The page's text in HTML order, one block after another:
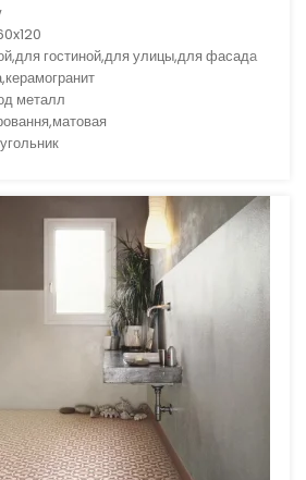
гостиной,для улицы,для фасада
металл